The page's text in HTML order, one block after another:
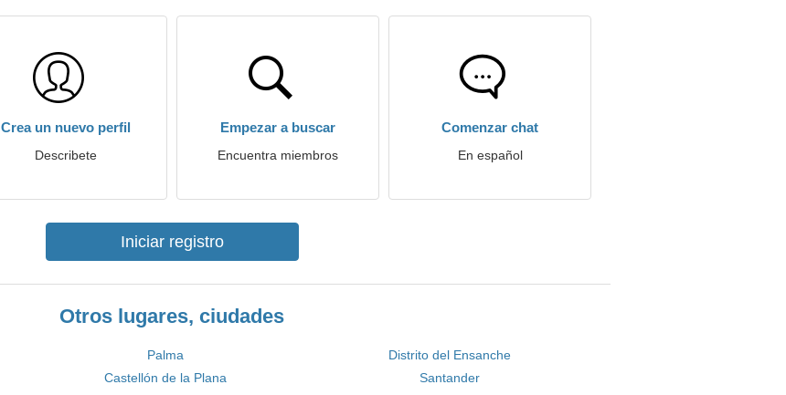
Crea un nuevo perfil
Describete
Empezar a buscar
Encuentra miembros
Comenzar chat
En español
Iniciar registro
Otros lugares, ciudades
Palma
Distrito del Ensanche
Castellón de la Plana
Santander